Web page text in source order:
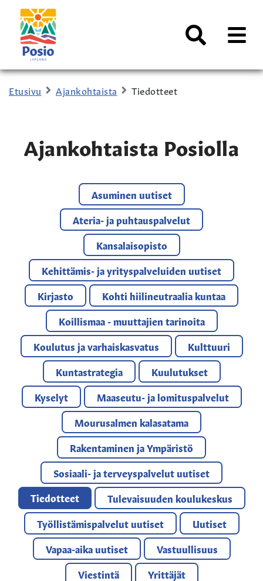
Siirry sisältöön
Kaupungin
logo
AVAA
Etusivu Ajankohtaista Tiedotteet
Ajankohtaista Posiolla
Asuminen uutiset
Ateria- ja puhtauspalvelut
Kansalaisopisto
Kehittämis- ja yrityspalveluiden uutiset
Kirjasto
Kohti hiilineutraalia kuntaa
Koillismaa - muuttajien tarinoita
Koulutus ja varhaiskasvatus
Kulttuuri
Kuntastrategia
Kuulutukset
Kyselyt
Maaseutu- ja lomituspalvelut
Mourusalmen kalasatama
Rakentaminen ja Ympäristö
Sosiaali- ja terveyspalvelut uutiset
Tiedotteet
Tulevaisuuden koulukeskus
Työllistämispalvelut uutiset
Uutiset
Vapaa-aika uutiset
Vastuullisuus
Viestintä
Yrittäjät